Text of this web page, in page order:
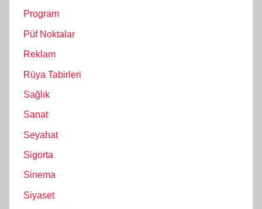
Program
Püf Noktalar
Reklam
Rüya Tabirleri
Sağlık
Sanat
Seyahat
Sigorta
Sinema
Siyaset